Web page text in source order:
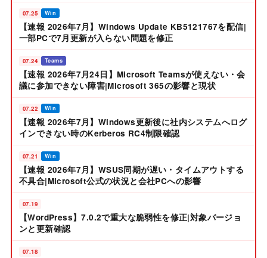
07.25 Win
【速報 2026年7月】Windows Update KB5121767を配信|
一部PCで7月更新が入らない問題を修正
07.24 Teams
【速報 2026年7月24日】Microsoft Teamsが使えない・会
議に参加できない障害|Microsoft 365の影響と現状
07.22 Win
【速報 2026年7月】Windows更新後に社内システムへログ
インできない時のKerberos RC4制限確認
07.21 Win
【速報 2026年7月】WSUS同期が遅い・タイムアウトする
不具合|Microsoft公式の状況と会社PCへの影響
07.19
【WordPress】7.0.2で重大な脆弱性を修正|対象バージョ
ンと更新確認
07.18